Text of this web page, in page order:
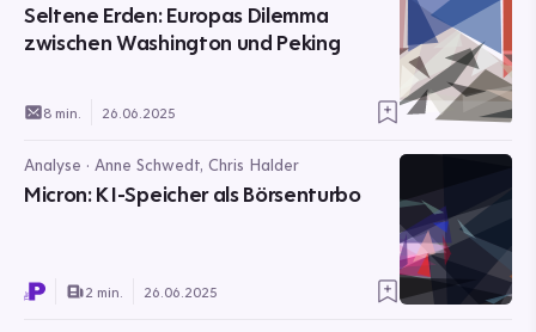
Seltene Erden: Europas Dilemma
zwischen Washington und Peking
8 min. 26.06.2025
Analyse · Anne Schwedt, Chris Halder
Micron: KI-Speicher als Börsenturbo
2 min. 26.06.2025